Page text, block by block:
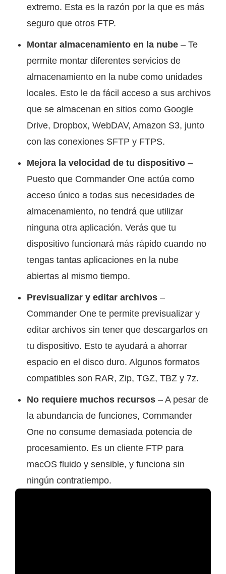
extremo. Esta es la razón por la que es más
seguro que otros FTP.
Montar almacenamiento en la nube – Te
permite montar diferentes servicios de
almacenamiento en la nube como unidades
locales. Esto le da fácil acceso a sus archivos
que se almacenan en sitios como Google
Drive, Dropbox, WebDAV, Amazon S3, junto
con las conexiones SFTP y FTPS.
Mejora la velocidad de tu dispositivo –
Puesto que Commander One actúa como
acceso único a todas sus necesidades de
almacenamiento, no tendrá que utilizar
ninguna otra aplicación. Verás que tu
dispositivo funcionará más rápido cuando no
tengas tantas aplicaciones en la nube
abiertas al mismo tiempo.
Previsualizar y editar archivos –
Commander One te permite previsualizar y
editar archivos sin tener que descargarlos en
tu dispositivo. Esto te ayudará a ahorrar
espacio en el disco duro. Algunos formatos
compatibles son RAR, Zip, TGZ, TBZ y 7z.
No requiere muchos recursos – A pesar de
la abundancia de funciones, Commander
One no consume demasiada potencia de
procesamiento. Es un cliente FTP para
macOS fluido y sensible, y funciona sin
ningún contratiempo.